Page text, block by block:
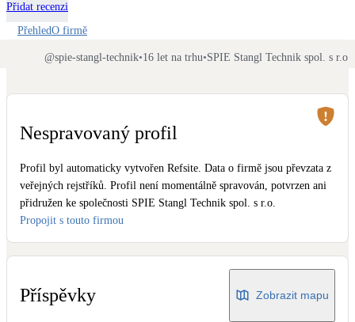
Solární termický systém
Na přípravu teplé vody i přitápění
Přidat recenzi
PřehledO firmě
@spie-stangl-technik•16 let na trhu•SPIE Stangl Technik spol. s r.o.
Nespravovaný profil
Profil byl automaticky vytvořen Refsite. Data o firmě jsou převzata z
veřejných rejstříků. Profil není momentálně spravován, potvrzen ani
přidružen ke společnosti SPIE Stangl Technik spol. s r.o.
Propojit s touto firmou
Příspěvky Zobrazit mapu